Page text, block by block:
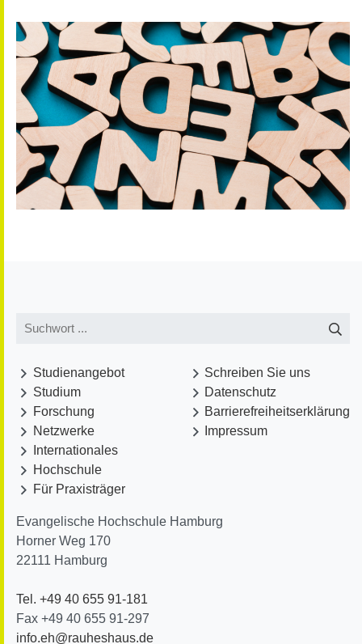
Studienangebot
Studium
Forschung
Netzwerke
Internationales
Hochschule
Für Praxisträger
Schreiben Sie uns
Datenschutz
Barrierefreiheitserklärung
Impressum
Evangelische Hochschule Hamburg
Horner Weg 170
22111 Hamburg
Tel. +49 40 655 91-181
Fax +49 40 655 91-297
info.eh@rauheshaus.de